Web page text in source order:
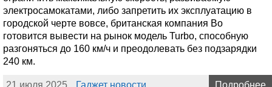
электросамокатами, либо запретить их эксплуатацию в
городской черте вовсе, британская компания Bo
готовится вывести на рынок модель Turbo, способную
разгоняться до 160 км/ч и преодолевать без подзарядки
240 км.